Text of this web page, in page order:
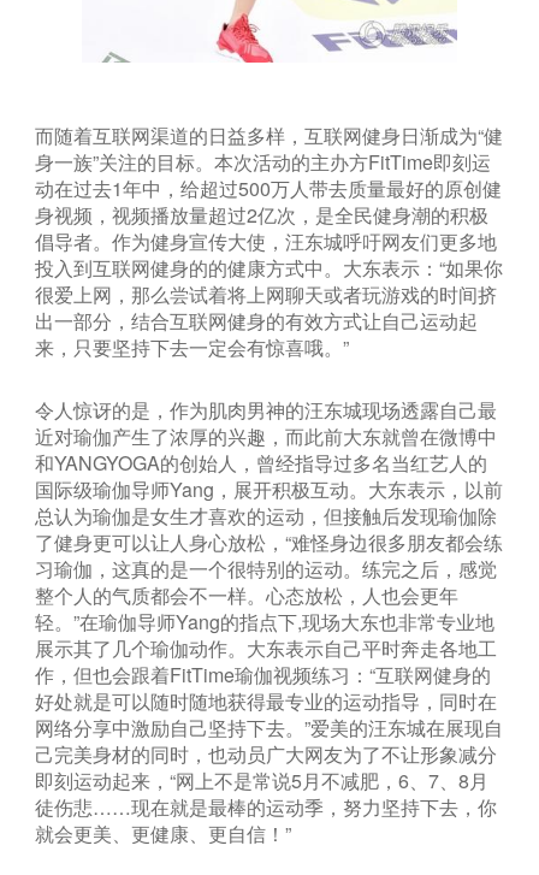
而随着互联网渠道的日益多样，互联网健身日渐成为“健
身一族”关注的目标。本次活动的主办方FitTime即刻运
动在过去1年中，给超过500万人带去质量最好的原创健
身视频，视频播放量超过2亿次，是全民健身潮的积极
倡导者。作为健身宣传大使，汪东城呼吁网友们更多地
投入到互联网健身的的健康方式中。大东表示：“如果你
很爱上网，那么尝试着将上网聊天或者玩游戏的时间挤
出一部分，结合互联网健身的有效方式让自己运动起
来，只要坚持下去一定会有惊喜哦。”
令人惊讶的是，作为肌肉男神的汪东城现场透露自己最
近对瑜伽产生了浓厚的兴趣，而此前大东就曾在微博中
和YANGYOGA的创始人，曾经指导过多名当红艺人的
国际级瑜伽导师Yang，展开积极互动。大东表示，以前
总认为瑜伽是女生才喜欢的运动，但接触后发现瑜伽除
了健身更可以让人身心放松，“难怪身边很多朋友都会练
习瑜伽，这真的是一个很特别的运动。练完之后，感觉
整个人的气质都会不一样。心态放松，人也会更年
轻。”在瑜伽导师Yang的指点下,现场大东也非常专业地
展示其了几个瑜伽动作。大东表示自己平时奔走各地工
作，但也会跟着FitTime瑜伽视频练习：“互联网健身的
好处就是可以随时随地获得最专业的运动指导，同时在
网络分享中激励自己坚持下去。”爱美的汪东城在展现自
己完美身材的同时，也动员广大网友为了不让形象减分
即刻运动起来，“网上不是常说5月不减肥，6、7、8月
徒伤悲……现在就是最棒的运动季，努力坚持下去，你
就会更美、更健康、更自信！”